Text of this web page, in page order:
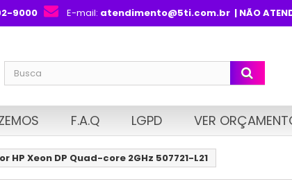
9000 E-mail: atendimento@5ti.com.br| NÃO
F.A.Q LGPD VER
HP Xeon DP Quad-core 2GHz 507721-L21